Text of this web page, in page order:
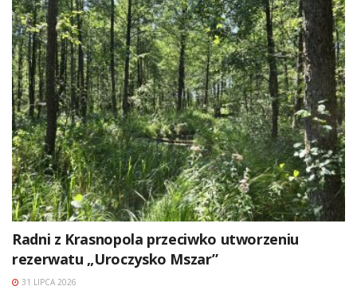
Radni z Krasnopola przeciwko utworzeniu
rezerwatu „Uroczysko Mszar”
31 LIPCA 2026